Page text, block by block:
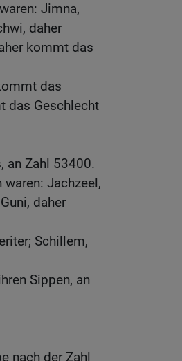
Jimna,
daher
kommt das
das
das Geschlecht
an Zahl 53400.
Jachzeel,
daher
Schillem,
Sippen, an
nach der Zahl